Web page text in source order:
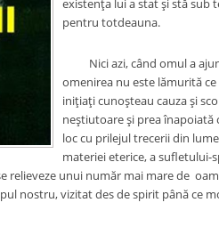
existența lui a stat și stă sub
pentru totdeauna.
Nici azi, când omul a
omenirea nu este lămurită
inițiați cunoșteau cauza și
neștiutoare și prea înapoiată
loc cu prilejul trecerii din
materiei eterice, a sufletului-
relieveze unui număr mai mare de
nostru, vizitat des de spirit până ce